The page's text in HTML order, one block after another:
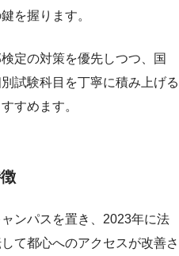
を握ります。
定の対策を優先しつつ、国
試験科目を丁寧に積み上げる
すめます。
ンパスを置き、2023年に法
て都心へのアクセスが改善さ